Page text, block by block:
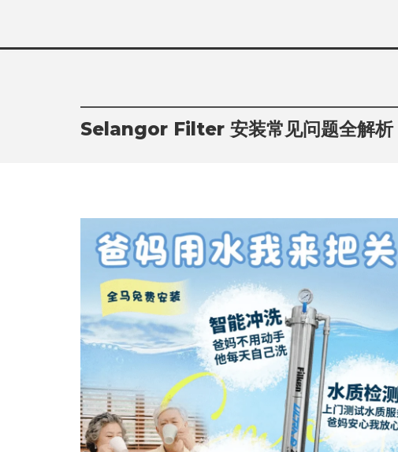
content
Selangor Filter 安装常见问题全解析